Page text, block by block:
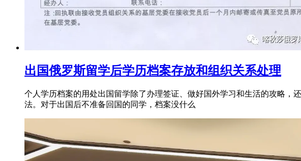
出国俄罗斯留学后学历档案存放和组织关系处理
个人学历档案的用处出国留学除了办理签证、做好国外学习和生活的攻略
法。对于出国后不准备回国的同学，档案没什么